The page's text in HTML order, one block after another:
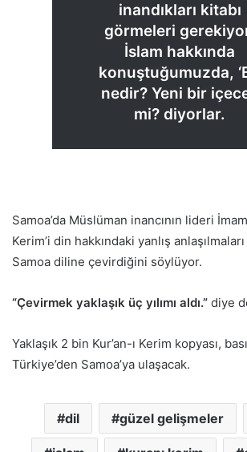
inandıkları kitabı
görmeleri
İslam hakkında
konuştuğumuzda,
nedir? Yeni bir
mi? diyorlar.
Samoa’da Müslüman inancının lideri
Kerim’i din hakkındaki yanlış
Samoa diline çevirdiğini söylüyor.
“Çevirmek yaklaşık üç yılımı aldı.” diye
Yaklaşık 2 bin Kur’an-ı Kerim kopyası,
Türkiye’den Samoa’ya ulaşacak.
dil güzel gelişmeler